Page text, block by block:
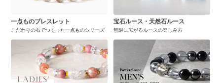
一点ものブレスレット
こだわりの石でつくった一点ものシリーズ
宝石ルース・天然石ルース
無限に広がるルースの楽しみ方